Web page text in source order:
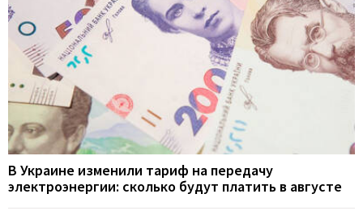
В Украине изменили тариф на передачу
электроэнергии: сколько будут платить в августе